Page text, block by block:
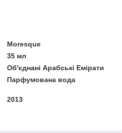
Moresque
35 мл
Об'єднані Арабські Емірати
Парфумована вода
2013